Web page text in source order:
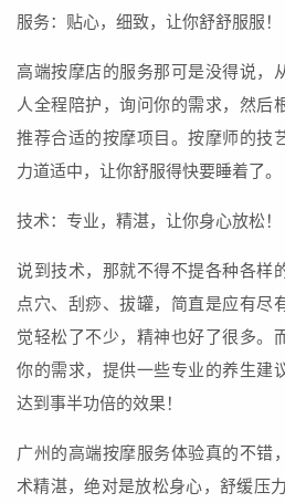
服务：贴心，细致，让你舒舒服服！
高端按摩店的服务那可是没得说，
人全程陪护，询问你的需求，然后
推荐合适的按摩项目。按摩师的技
力道适中，让你舒服得快要睡着了。
技术：专业，精湛，让你身心放松！
说到技术，那就不得不提各种各样
点穴、刮痧、拔罐，简直是应有尽
觉轻松了不少，精神也好了很多。
你的需求，提供一些专业的养生建
达到事半功倍的效果！
广州的高端按摩服务体验真的不错
术精湛，绝对是放松身心，舒缓压